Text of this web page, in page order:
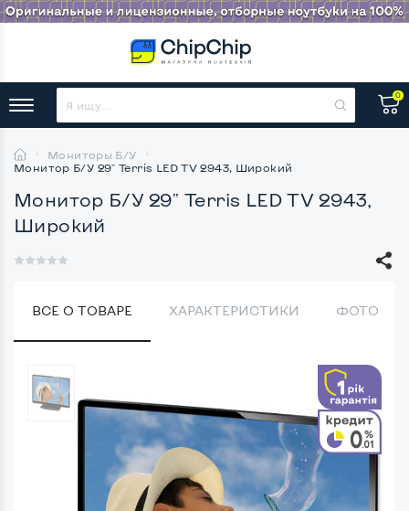
0
Мониторы Б/У
Монитор Б/У 29" Terris LED TV 2943, Широкий
Монитор Б/У 29" Terris LED TV 2943,
Широкий
ВСЕ О ТОВАРЕ ХАРАКТЕРИСТИКИ ФОТО